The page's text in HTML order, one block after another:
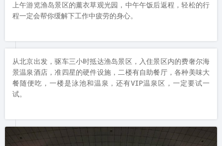
上午游览渔岛景区的薰衣草观光园，中午午饭后返程，轻松的行
程一定会帮你缓解下工作中疲劳的身心。
从北京出发，驱车三小时抵达渔岛景区，入住景区内的费奢尔海
景温泉酒店，准四星的硬件设施，二楼有自助餐厅，各种美味大
餐随便吃，一楼是泳池和温泉，还有VIP温泉区，一定要试一
试。